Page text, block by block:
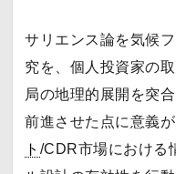
サリエンス論を気候
究を、個人投資家の
局の地理的展開を突
前進させた点に意義が
ト /CDR市場における